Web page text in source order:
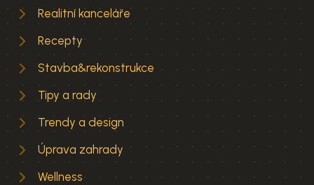
Realitní kanceláře
Recepty
Stavba&rekonstrukce
Tipy a rady
Trendy a design
Úprava zahrady
Wellness